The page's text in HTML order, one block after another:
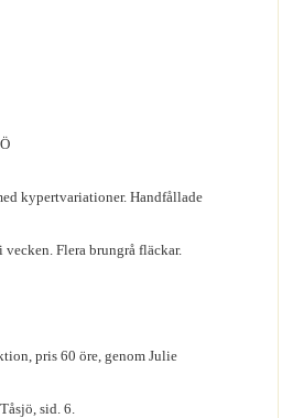
kypertvariationer. Handfållade
Flera brungrå fläckar.
pris 60 öre, genom Julie
sid. 6.